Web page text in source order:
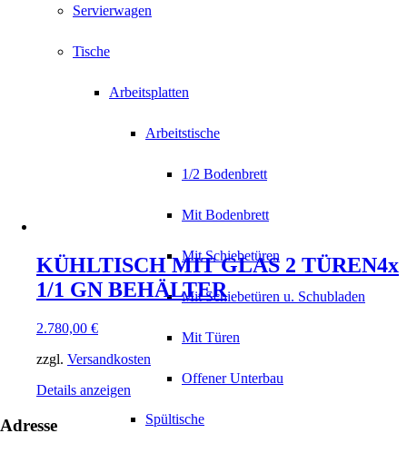
Servierwagen
Tische
Arbeitsplatten
Arbeitstische
1/2 Bodenbrett
Mit Bodenbrett
Mit Schiebetüren
Mit Schiebetüren u. Schubladen
Mit Türen
Offener Unterbau
Spültische
KÜHLTISCH MIT GLAS 2 TÜREN4x
1/1 GN BEHÄLTER
2.780,00 €
zzgl. Versandkosten
Details anzeigen
Adresse